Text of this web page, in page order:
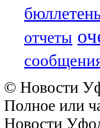
отчеты
© Новости
Полное или
Новости